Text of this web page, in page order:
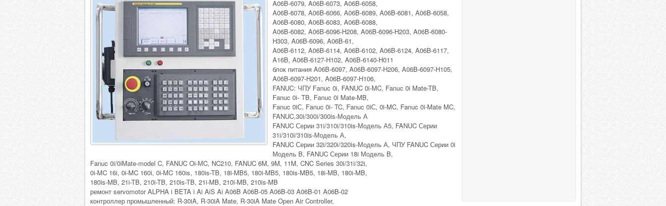
A06B-6079, A06B-6073, A06B-6058,
A06B-6078, A06B-6066, A06B-6089, A06B-6081, A06B-6058,
A06B-6080, A06B-6083, A06B-6088,
A06B-6082, A06B-6096-H208, A06B-6096-H203, A06B-6080-
H303, A06B-6096, A06B-61,
A06B-6112, A06B-6114, A06B-6102, A06B-6124, A06B-6117,
A16B, A06B-6127-H102, A06B-6140-H011
блок питания A06B-6097, A06B-6097-H206, A06B-6097-H105,
A06B-6097-H201, A06B-6097-H106,
FANUC: ЧПУ Fanuc 0i, FANUC 0i-MC, Fanuc 0i Mate-TB,
Fanuc 0i- TB, Fanuc 0i Mate-MB,
Fanuc 0iС, Fanuc 0i- TC, Fanuc 0iС, 0i-MC, Fanuc 0i-Mate MC,
FANUC,30i/300i/300is-Модель А
FANUC Серии 31i/310i/310is-Модель А5, FANUC Серии
31i/310i/310is-Модель А,
FANUC Серии 32i/320i/320is-Модель А, ЧПУ FANUC Серии 0i
Модель B, FANUC Серии 18i Модель B,
Fanuc 0i/0iMate-model C, FANUC Oi-МC, NC210, FANUC 6M, 9M, 11M, CNC Series 30i/31i/32i,
0i-MC 16i, 0i-MC 160i, 0i-MC 160is, 180is-TB, 18i-MB5, 180i-MB5, 180is-MB5, 18i-MB, 180i-MB,
180is-MB, 21i-TB, 210i-TB, 210is-TB, 21i-MB, 210i-MB, 210is-MB
ремонт servomotor ALPHA i BETA i Ai AiS Ai A06B A06B-05 A06B-03 A06B-01 A06B-02
контроллер промышленный: R-30iA, R-30iA Mate, R-30iA Mate Open Air Controller,